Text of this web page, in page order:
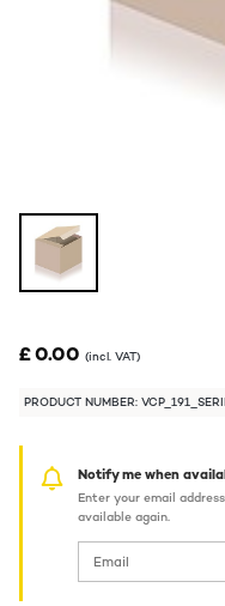
£ 0.00 (incl. VAT)
PRODUCT NUMBER:
Notify me when
Enter your email
available again.